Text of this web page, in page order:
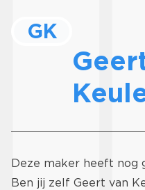
GK
Deze maker heeft nog
Ben jij zelf Geert van